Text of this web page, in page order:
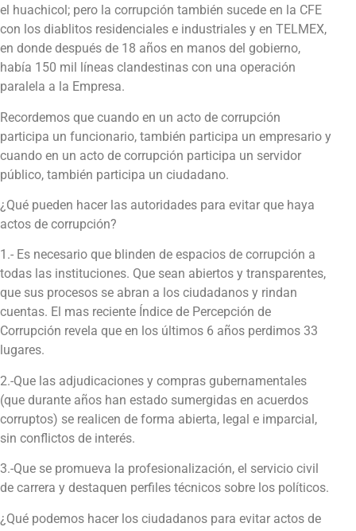
el huachicol; pero la corrupción también sucede en la CFE
con los diablitos residenciales e industriales y en TELMEX,
en donde después de 18 años en manos del gobierno,
había 150 mil líneas clandestinas con una operación
paralela a la Empresa.
Recordemos que cuando en un acto de corrupción
participa un funcionario, también participa un empresario y
cuando en un acto de corrupción participa un servidor
público, también participa un ciudadano.
¿Qué pueden hacer las autoridades para evitar que haya
actos de corrupción?
1.- Es necesario que blinden de espacios de corrupción a
todas las instituciones. Que sean abiertos y transparentes,
que sus procesos se abran a los ciudadanos y rindan
cuentas. El mas reciente Índice de Percepción de
Corrupción revela que en los últimos 6 años perdimos 33
lugares.
2.-Que las adjudicaciones y compras gubernamentales
(que durante años han estado sumergidas en acuerdos
corruptos) se realicen de forma abierta, legal e imparcial,
sin conflictos de interés.
3.-Que se promueva la profesionalización, el servicio civil
de carrera y destaquen perfiles técnicos sobre los políticos.
¿Qué podemos hacer los ciudadanos para evitar actos de